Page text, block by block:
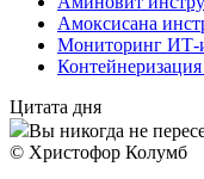
Амоксисана
Мониторинг ИТ-
Цитата дня
Вы никогда не
© Христофор Колумб